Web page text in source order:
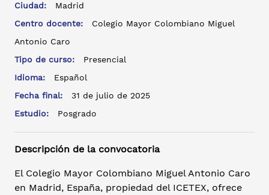
Ciudad:
Madrid
Centro docente:
Colegio Mayor Colombiano Miguel
Antonio Caro
Tipo de curso:
Presencial
Idioma:
Español
Fecha final:
31 de julio de 2025
Estudio:
Posgrado
Descripción de la convocatoria
El Colegio Mayor Colombiano Miguel Antonio Caro
en Madrid, España, propiedad del ICETEX, ofrece